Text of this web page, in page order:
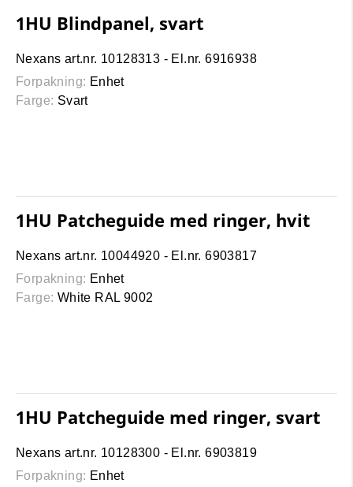
1HU Blindpanel, svart
Nexans art.nr. 10128313 - El.nr. 6916938
Forpakning: Enhet
Farge: Svart
1HU Patcheguide med ringer, hvit
Nexans art.nr. 10044920 - El.nr. 6903817
Forpakning: Enhet
Farge: White RAL 9002
1HU Patcheguide med ringer, svart
Nexans art.nr. 10128300 - El.nr. 6903819
Forpakning: Enhet